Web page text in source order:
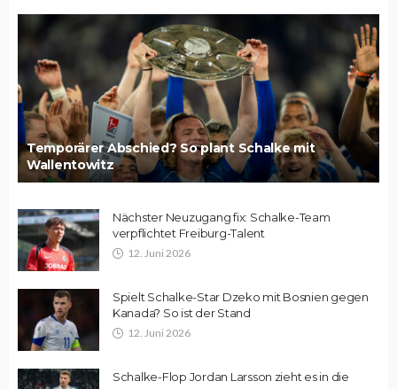
Temporärer Abschied? So plant Schalke mit
Wallentowitz
Nächster Neuzugang fix: Schalke-Team
verpflichtet Freiburg-Talent
12. Juni 2026
Spielt Schalke-Star Dzeko mit Bosnien gegen
Kanada? So ist der Stand
12. Juni 2026
Schalke-Flop Jordan Larsson zieht es in die